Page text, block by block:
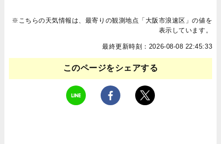
※こちらの天気情報は、最寄りの観測地点「大阪市浪速区」の値を
表示しています。
最終更新時刻：2026-08-08 22:45:33
このページをシェアする